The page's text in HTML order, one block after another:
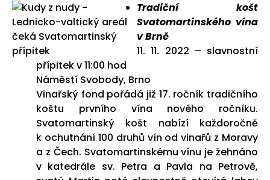
Tradiční košt
Svatomartinského vína
v Brně
11. 11. 2022 – slavnostní
přípitek v 11:00 hod
Náměstí Svobody, Brno
Vinařský fond pořádá již 17. ročník tradičního
koštu prvního vína nového ročníku.
Svatomartinský košt nabízí každoročně
k ochutnání 100 druhů vín od vinařů z Moravy
a z Čech. Svatomartinskému vínu je žehnáno
v katedrále sv. Petra a Pavla na Petrově,